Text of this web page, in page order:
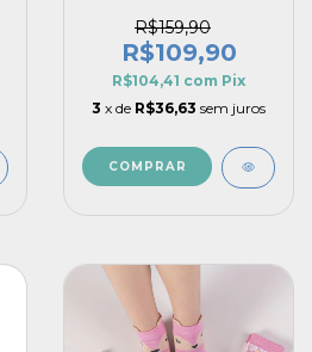
com Pé
R$159,90
R$109,90
R$104,41 com Pix
3 x de R$36,63 sem juros
COMPRAR